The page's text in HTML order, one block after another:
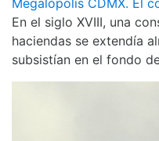
En el siglo XVIII, una
haciendas se extendía
subsistían en el fondo